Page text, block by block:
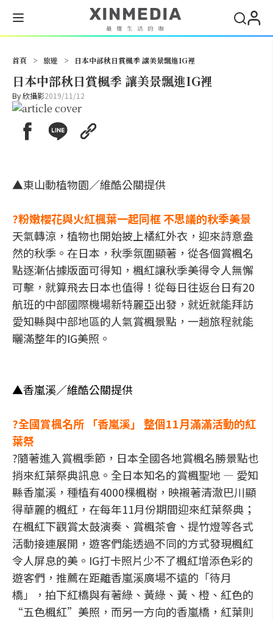
首頁 > 旅遊 > 日本中部秋日賞楓季 讓美景飄進IG裡
日本中部秋日賞楓季 讓美景飄進IG裡
By欣攝影2019/11/12
▲東山動植物園／維酷公關提供
?粉嫩櫻花與火紅楓葉一起同框 不思議的秋季美景
天氣轉涼，植物也開始披上橘紅外衣，迎來詩意盎
然的秋季。在日本，秋季氛圍顯著，從各個賞楓名
點逐漸佔據版面可得知，楓紅讓秋季美得令人無懈
可擊，就算飛去日本也值得！從每日往返台日有20
航班的中部國際機場新特麗亞出發，就近就能拜訪
愛知縣與中部地區的人氣賞楓景點，一趟旅程就能
曬滿整年的IG美照。
▲香嵐溪／維酷公關提供
?全國賞楓名所 「香嵐溪」 整個11月滿滿活動的紅
葉祭
?隨著進入賞楓季節，日本全國各地賞楓名勝景點也
捎來紅葉祭典訊息。全日本知名的賞楓聖地 — 愛知
縣香嵐溪，種植有4000棵楓樹，映襯著清澈巴川顯
得華麗的楓紅，在每年11月份期間迎來紅葉祭典；
在楓紅下觀賞太鼓演奏、賞楓茶會、提竹燈等各式
活動接連展開，遊客們能透過不同的方式發現楓紅
令人屏息的美。IG打卡照片少不了楓紅增添色彩的
遊客們，推薦在距離香嵐溪廣場不遠的「待月
橋」，拍下紅橋與有著綠、黃綠、黃、橙、紅色的
“五色楓紅”美照，而另一方向的香嵐橋，紅葉則